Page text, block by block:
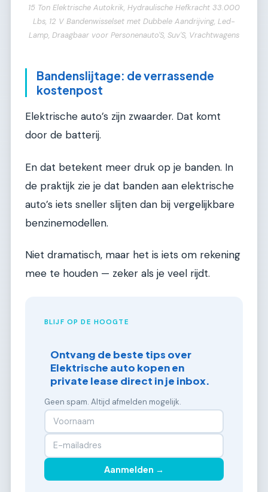
15 Ton Elektrische Autokrik, Hydraulische Hefkracht 33.000
Lbs, 12 V Bandenwisselset met Dubbele Aandrijving, Led-
Lamp, Draagbaar voor Personenauto'S, Suv'S, Vrachtwagens
Bandenslijtage: de verrassende
kostenpost
Elektrische auto’s zijn zwaarder. Dat komt
door de batterij.
En dat betekent meer druk op je banden. In
de praktijk zie je dat banden aan elektrische
auto’s iets sneller slijten dan bij vergelijkbare
benzinemodellen.
Niet dramatisch, maar het is iets om rekening
mee te houden — zeker als je veel rijdt.
BLIJF OP DE HOOGTE
Ontvang de beste tips over
Elektrische auto kopen en
private lease direct in je inbox.
Geen spam. Altijd afmelden mogelijk.
Aanmelden →